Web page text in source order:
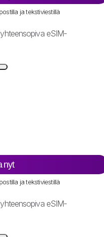
ja tekstiviestillä
eSIM-
nyt
ja tekstiviestillä
eSIM-